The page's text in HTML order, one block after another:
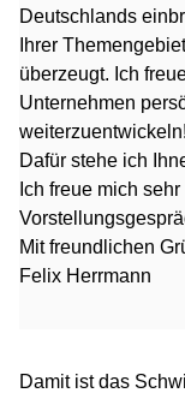
Deutschlands
Ihrer
überzeugt. Ich
Unternehmen
weiterzuentwickeln!
Dafür stehe ich
Ich freue mich
Mit freundlichen
Felix Herrmann
Damit ist das